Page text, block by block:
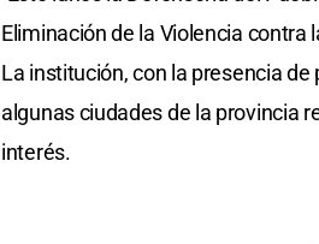
Eliminación de la Violencia contra
La institución, con la presencia
algunas ciudades de la provincia
interés.